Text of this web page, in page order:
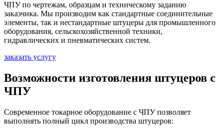
ЧПУ по чертежам, образцам и техническому заданию
заказчика. Мы производим как стандартные соединительные
элементы, так и нестандартные штуцеры для промышленного
оборудования, сельскохозяйственной техники,
гидравлических и пневматических систем.
заказать услугу
Возможности изготовления штуцеров с
ЧПУ
Современное токарное оборудование с ЧПУ позволяет
выполнять полный цикл производства штуцеров: